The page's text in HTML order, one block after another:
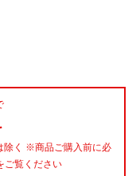
除く ※商品ご購入前に必
ご覧ください